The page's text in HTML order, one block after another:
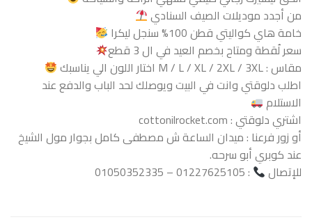
من أجدد موديلات الصيف السنادي
خامة هاي كواليتي قطن 100% سنجل ليكرا
سعر لُقطة ومتاح بخصم العيد في ال 3 قطع
مقاس : M / L / XL / 2XL / 3XL اختار اللون الي يناسبك
اطلب دلوقتي وانت في البيت ويوصلك لحد الباب والدفع عند
الاستلام
اشتري دلوقتي : cottonilrocket.com
أو زور فرعنا : ميدان الساعة ش مصطفى كامل بجوار مول الشيخ
عند كوبري أبو سرحه.
للإتصال
: 01227625105 – 01050352335